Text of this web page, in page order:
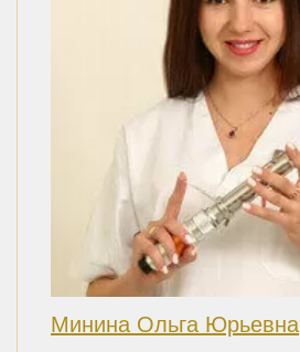
Минина Ольга Юрьевна